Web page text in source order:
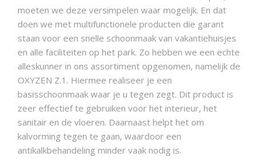
moeten we deze versimpelen waar mogelijk. En dat
doen we met multifunctionele producten die garant
staan voor een snelle schoonmaak van vakantiehuisjes
en alle faciliteiten op het park. Zo hebben we een echte
alleskunner in ons assortiment opgenomen, namelijk de
OXYZEN Z.1. Hiermee realiseer je een
basisschoonmaak waar je u tegen zegt. Dit product is
zeer effectief te gebruiken voor het interieur, het
sanitair en de vloeren. Daarnaast helpt het om
kalvorming tegen te gaan, waardoor een
antikalkbehandeling minder vaak nodig is.